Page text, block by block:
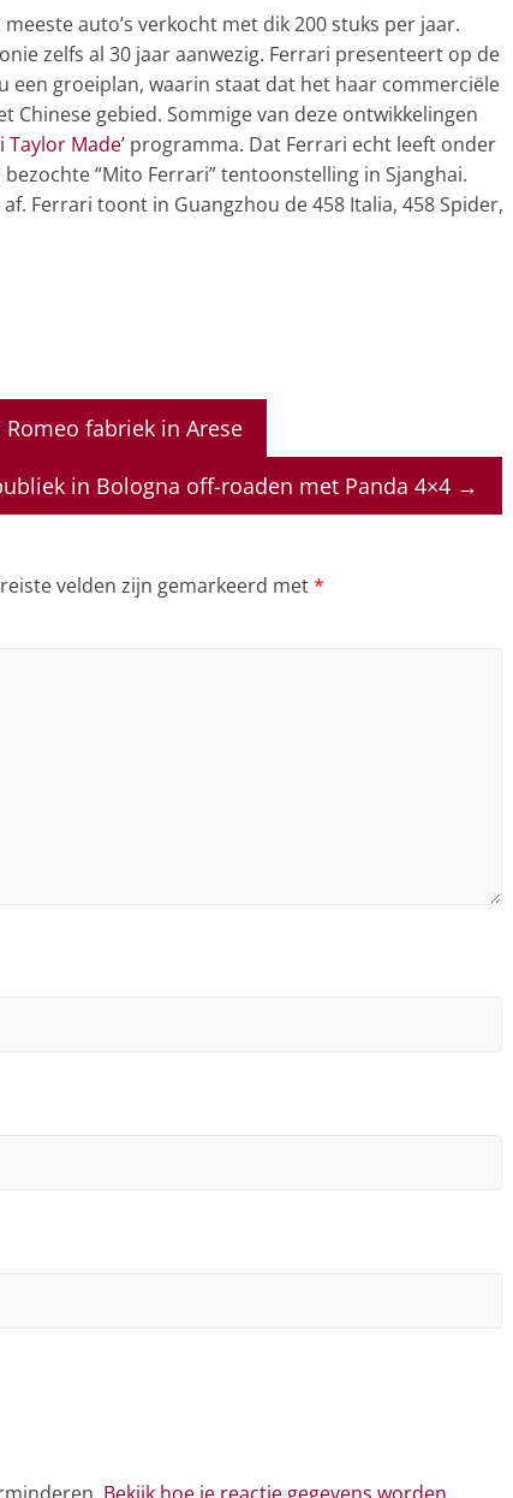
auto’s verkocht met dik 200 stuks per jaar.
zelfs al 30 jaar aanwezig. Ferrari presenteert op de
een groeiplan, waarin staat dat het haar commerciële
gebied. Sommige van deze ontwikkelingen
Taylor Made’ programma. Dat Ferrari echt leeft onder
“Mito Ferrari” tentoonstelling in Sjanghai.
Ferrari toont in Guangzhou de 458 Italia, 458 Spider,
fabriek in Arese
in Bologna off-roaden met Panda 4×4 →
velden zijn gemarkeerd met*
Bekijk hoe je reactie gegevens worden